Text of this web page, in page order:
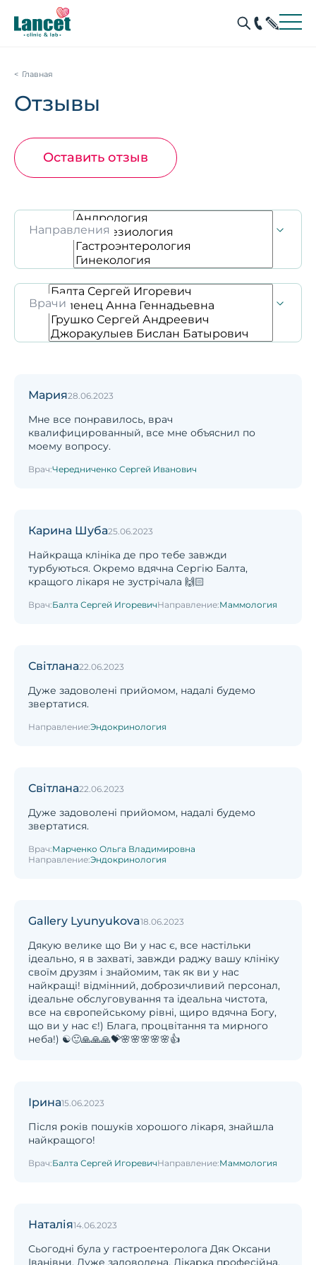
Главная
Отзывы
Оставить отзыв
Направления
Врачи
Мария28.06.2023
Мне все понравилось, врач
квалифицированный, все мне объяснил по
моему вопросу.
Врач:Чередниченко Сергей Иванович
Карина Шуба25.06.2023
Найкраща клініка де про тебе завжди
турбуються. Окремо вдячна Сергію Балта,
кращого лікаря не зустрічала 🙌🏻
Врач:Балта Сергей ИгоревичНаправление:Маммология
Світлана22.06.2023
Дуже задоволені прийомом, надалі будемо
звертатися.
Направление:Эндокринология
Світлана22.06.2023
Дуже задоволені прийомом, надалі будемо
звертатися.
Врач:Марченко Ольга Владимировна
Направление:Эндокринология
Gallery Lyunyukova18.06.2023
Дякую велике що Ви у нас є, все настільки
ідеально, я в захваті, завжди раджу вашу клініку
своїм друзям і знайомим, так як ви у нас
найкращі! відмінний, доброзичливий персонал,
ідеальне обслуговування та ідеальна чистота,
все на європейському рівні, щиро вдячна Богу,
що ви у нас є!) Блага, процвітання та мирного
неба!) ☯️🙂🙏🙏🙏💝🌸🌸🌸🌸🌸👍
Ірина15.06.2023
Після років пошуків хорошого лікаря, знайшла
найкращого!
Врач:Балта Сергей ИгоревичНаправление:Маммология
Наталія14.06.2023
Сьогодні була у гастроентеролога Дяк Оксани
Іванівни. Дуже задоволена. Лікарка професійна,